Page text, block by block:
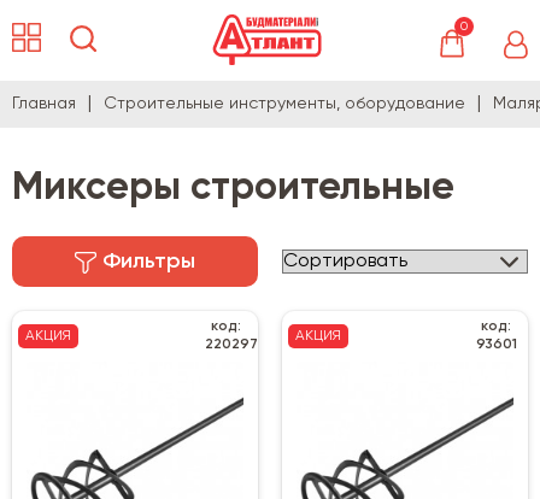
0
Главная Строительные инструменты, оборудование
Миксеры строительные
Фильтры
АКЦИЯ
код:
220297
АКЦИЯ
код:
93601